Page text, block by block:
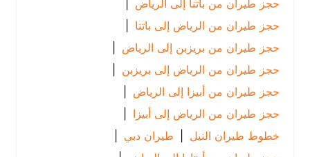
حجز طيران من باتنا إلى الرياض
|
حجز طيران من الرياض إلى باتنا |
حجز طيران من بريزبن إلى الرياض
|
حجز طيران من الرياض إلى بريزبن |
حجز طيران من أبيزا إلى الرياض
|
حجز طيران من الرياض إلى أبيزا
خطوط طيران النيل | طيران دبي |